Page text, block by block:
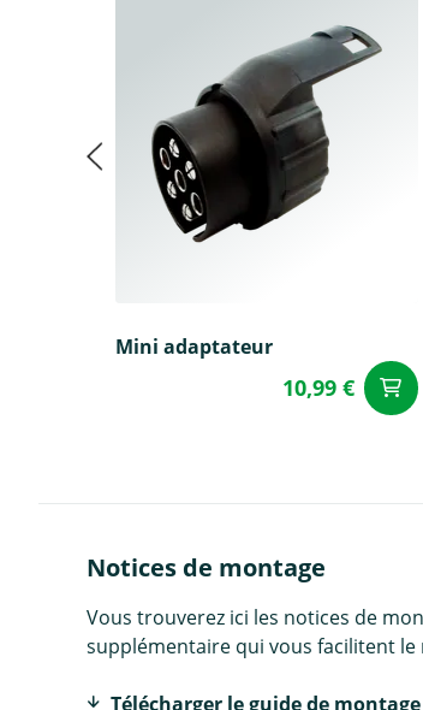
Mini adaptateur
10,99 €
Notices de montage
Vous trouverez ici les notices de
supplémentaire qui vous facilitent
Télécharger le guide de